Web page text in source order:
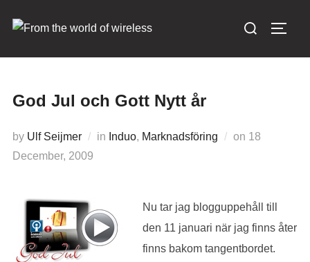
Search
God Jul och Gott Nytt år
by Ulf Seijmer in Induo, Marknadsföring on Posted
18
December, 2009
Nu tar jag blogguppehåll till
den 11 januari när jag finns åter
finns bakom tangentbordet.